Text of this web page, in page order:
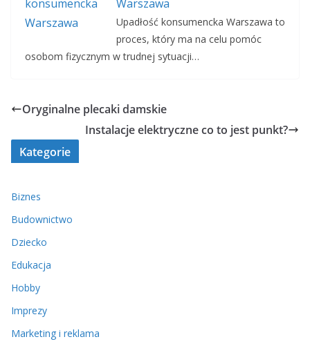
Warszawa
Upadłość konsumencka Warszawa to
proces, który ma na celu pomóc
osobom fizycznym w trudnej sytuacji…
Oryginalne plecaki damskie
Instalacje elektryczne co to jest punkt?
Kategorie
Biznes
Budownictwo
Dziecko
Edukacja
Hobby
Imprezy
Marketing i reklama